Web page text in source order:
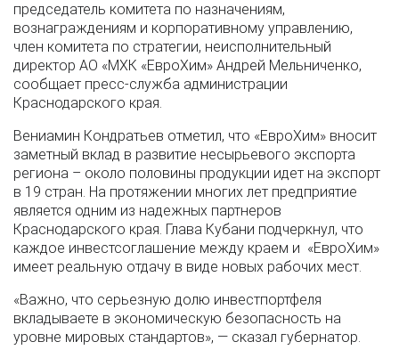
председатель комитета по назначениям,
вознаграждениям и корпоративному управлению,
член комитета по стратегии, неисполнительный
директор АО «МХК «ЕвроХим» Андрей Мельниченко,
сообщает пресс-служба администрации
Краснодарского края.
Вениамин Кондратьев отметил, что «ЕвроХим» вносит
заметный вклад в развитие несырьевого экспорта
региона – около половины продукции идет на экспорт
в 19 стран. На протяжении многих лет предприятие
является одним из надежных партнеров
Краснодарского края. Глава Кубани подчеркнул, что
каждое инвестсоглашение между краем и «ЕвроХим»
имеет реальную отдачу в виде новых рабочих мест.
«Важно, что серьезную долю инвестпортфеля
вкладываете в экономическую безопасность на
уровне мировых стандартов», — сказал губернатор.